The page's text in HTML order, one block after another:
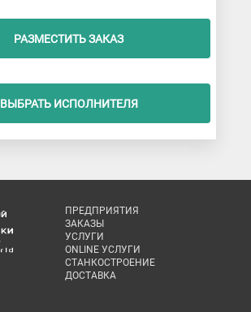
РАЗМЕСТИТЬ ЗАКАЗ
ВЫБРАТЬ ИСПОЛНИТЕЛЯ
ПРЕДПРИЯТИЯ
ЗАКАЗЫ
УСЛУГИ
ONLINE УСЛУГИ
СТАНКОСТРОЕНИЕ
ДОСТАВКА